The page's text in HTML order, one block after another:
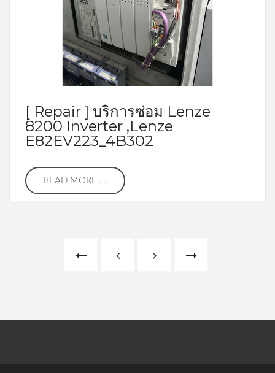
[ Repair ] บริการซ่อม Lenze
8200 Inverter ,Lenze
E82EV223_4B302
READ MORE ...